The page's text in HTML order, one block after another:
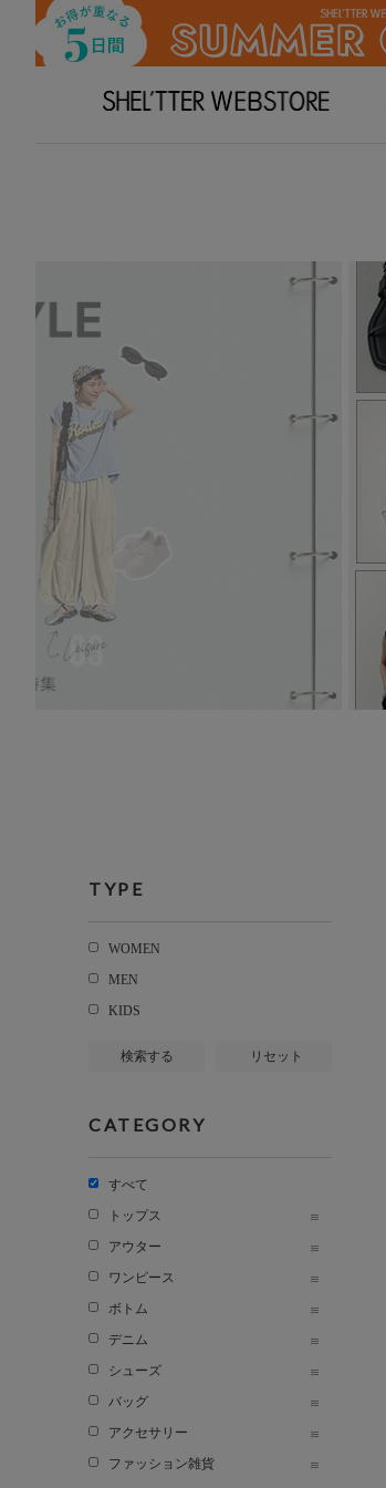
TYPE
WOMEN
MEN
KIDS
検索する リセット
CATEGORY
すべて
トップス
アウター
ワンピース
ボトム
デニム
シューズ
バッグ
アクセサリー
ファッション雑貨